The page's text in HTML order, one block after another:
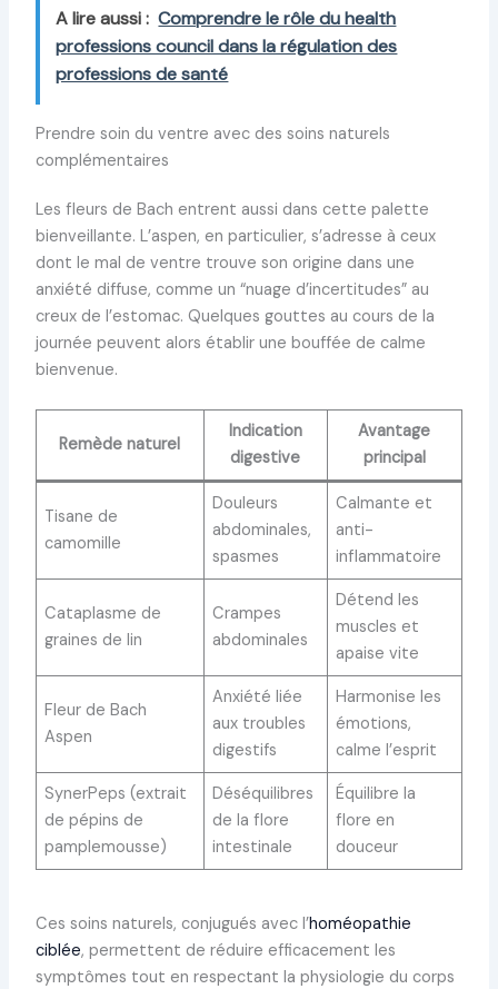
A lire aussi : Comprendre le rôle du health
professions council dans la régulation des
professions de santé
Prendre soin du ventre avec des soins naturels
complémentaires
Les fleurs de Bach entrent aussi dans cette palette
bienveillante. L’aspen, en particulier, s’adresse à ceux
dont le mal de ventre trouve son origine dans une
anxiété diffuse, comme un “nuage d’incertitudes” au
creux de l’estomac. Quelques gouttes au cours de la
journée peuvent alors établir une bouffée de calme
bienvenue.
Remède naturel
Indication
digestive
Avantage
principal
Tisane de
camomille
Douleurs
abdominales,
spasmes
Calmante et
anti-
inflammatoire
Cataplasme de
graines de lin
Crampes
abdominales
Détend les
muscles et
apaise vite
Fleur de Bach
Aspen
Anxiété liée
aux troubles
digestifs
Harmonise les
émotions,
calme l’esprit
SynerPeps (extrait
de pépins de
pamplemousse)
Déséquilibres
de la flore
intestinale
Équilibre la
flore en
douceur
Ces soins naturels, conjugués avec l’homéopathie
ciblée, permettent de réduire efficacement les
symptômes tout en respectant la physiologie du corps